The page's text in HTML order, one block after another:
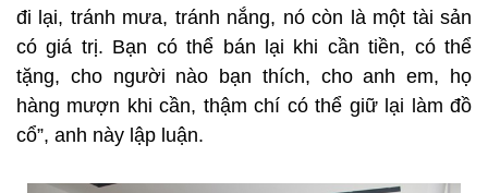
đi lại, tránh mưa, tránh nắng, nó còn là một tài sản
có giá trị. Bạn có thể bán lại khi cần tiền, có thể
tặng, cho người nào bạn thích, cho anh em, họ
hàng mượn khi cần, thậm chí có thể giữ lại làm đồ
cổ”, anh này lập luận.